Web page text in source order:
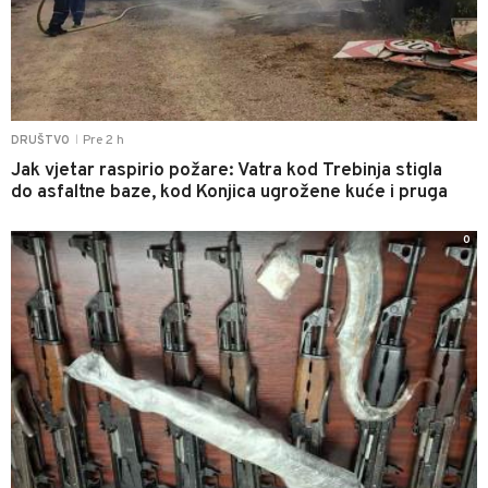
DRUŠTVO Pre 2 h
Jak vjetar raspirio požare: Vatra kod Trebinja stigla
do asfaltne baze, kod Konjica ugrožene kuće i pruga
0